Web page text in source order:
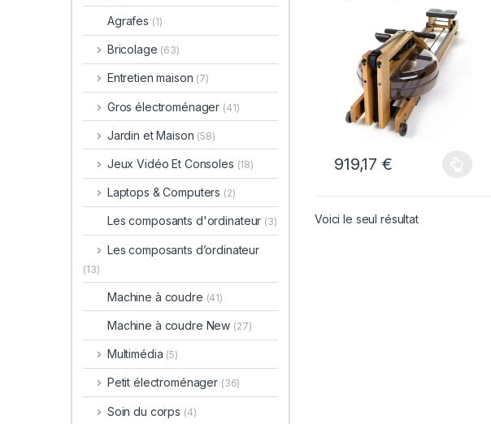
919,17€
Voici le seul résultat
Agrafes (1)
Bricolage (63)
Entretien maison (7)
Gros électroménager (41)
Jardin et Maison (58)
Jeux Vidéo Et Consoles (18)
Laptops & Computers (2)
Les composants d'ordinateur (3)
Les composants d’ordinateur
(13)
Machine à coudre (41)
Machine à coudre New (27)
Multimédia (5)
Petit électroménager (36)
Soin du corps (4)